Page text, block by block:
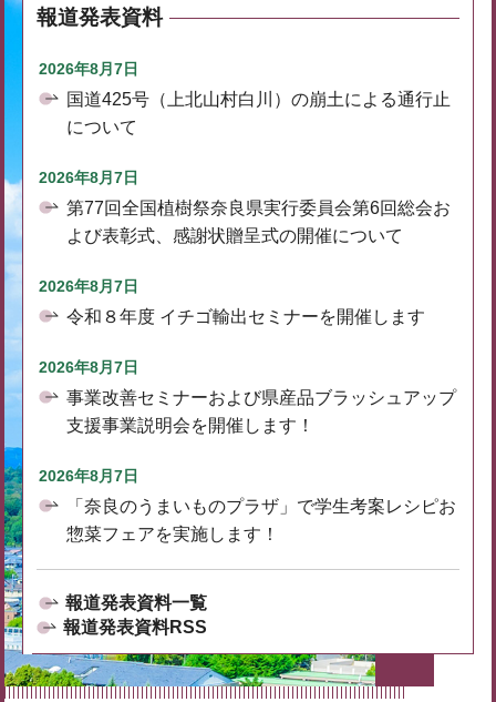
報道発表資料
2026年8月7日
国道425号（上北山村白川）の崩土による通行止
について
2026年8月7日
第77回全国植樹祭奈良県実行委員会第6回総会お
よび表彰式、感謝状贈呈式の開催について
2026年8月7日
令和８年度 イチゴ輸出セミナーを開催します
2026年8月7日
事業改善セミナーおよび県産品ブラッシュアップ
支援事業説明会を開催します！
2026年8月7日
「奈良のうまいものプラザ」で学生考案レシピお
惣菜フェアを実施します！
報道発表資料一覧
報道発表資料RSS